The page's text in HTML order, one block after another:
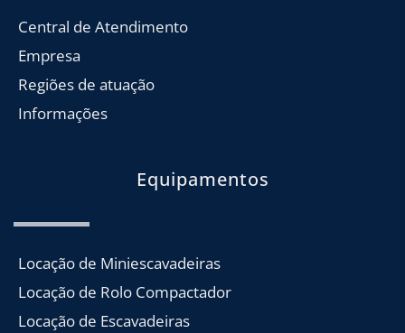
Central de Atendimento
Empresa
Regiões de atuação
Informações
Equipamentos
Locação de Miniescavadeiras
Locação de Rolo Compactador
Locação de Escavadeiras